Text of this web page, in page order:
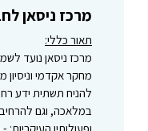
מרכז ניסאן
תאור כללי:
מרכז ניסאן נועד
מחקר אקדמי
להניח תשתית ידע
במלאכה, וגם